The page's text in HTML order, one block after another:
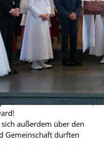
von Karfreitag
Morgens früh um
das Angelus-Gebet.
Dankeschön an Euch,
außerdem über den
Gemeinschaft durften